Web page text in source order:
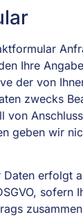
Ihre
der von
zwecks
von
geben wir
Daten erfolgt
sofern